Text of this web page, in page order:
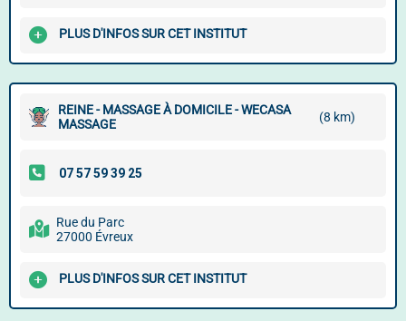
PLUS D'INFOS SUR CET INSTITUT
REINE - MASSAGE À DOMICILE - WECASA
MASSAGE
(8 km)
Rue du Parc
27000 Évreux
PLUS D'INFOS SUR CET INSTITUT